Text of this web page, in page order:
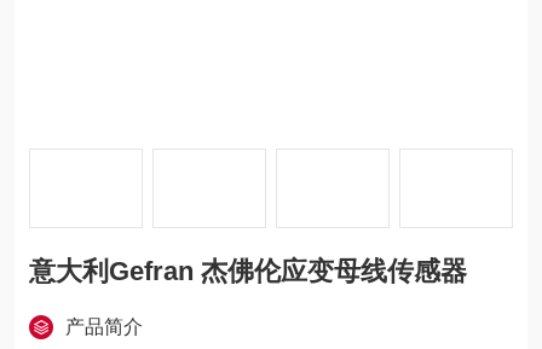
意大利Gefran 杰佛伦应变母线传感器
产品简介